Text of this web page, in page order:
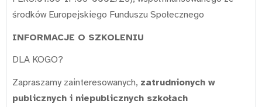
środków Europejskiego Funduszu Społecznego
INFORMACJE O SZKOLENIU
DLA KOGO?
Zapraszamy zainteresowanych, zatrudnionych w
publicznych i niepublicznych szkołach